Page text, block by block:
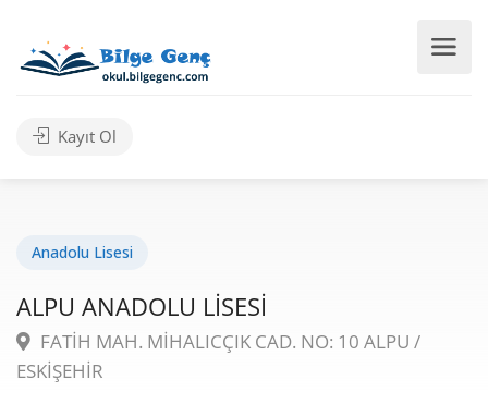
Kayıt Ol
Anadolu Lisesi
ALPU ANADOLU LİSESİ
FATİH MAH. MİHALICÇIK CAD. NO: 10 ALPU /
ESKİŞEHİR